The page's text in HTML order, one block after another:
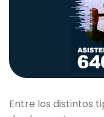
Entre los distintos